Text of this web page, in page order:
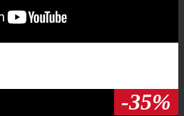
-35%